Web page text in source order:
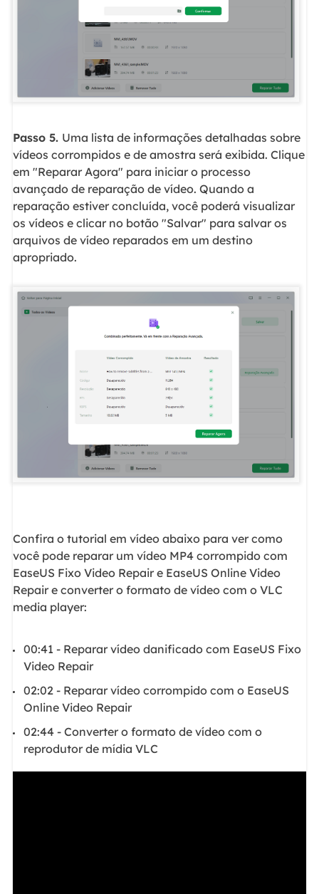
Passo 5. Uma lista de informações detalhadas sobre
vídeos corrompidos e de amostra será exibida. Clique
em "Reparar Agora" para iniciar o processo
avançado de reparação de vídeo. Quando a
reparação estiver concluída, você poderá visualizar
os vídeos e clicar no botão "Salvar" para salvar os
arquivos de vídeo reparados em um destino
apropriado.
Confira o tutorial em vídeo abaixo para ver como
você pode reparar um vídeo MP4 corrompido com
EaseUS Fixo Video Repair e EaseUS Online Video
Repair e converter o formato de vídeo com o VLC
media player:
00:41 - Reparar vídeo danificado com EaseUS Fixo
Video Repair
02:02 - Reparar vídeo corrompido com o EaseUS
Online Video Repair
02:44 - Converter o formato de vídeo com o
reprodutor de mídia VLC